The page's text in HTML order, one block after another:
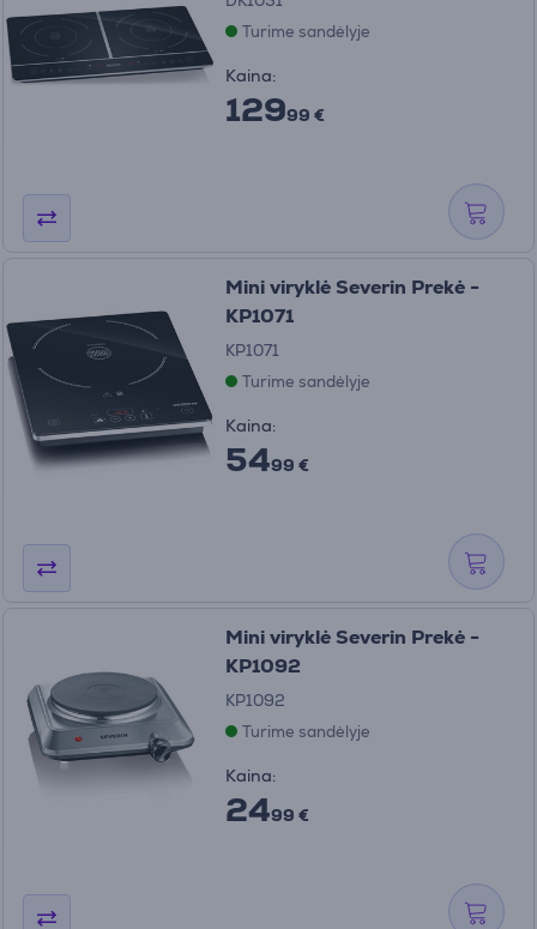
Turime sandėlyje
Kaina:
12999 €
Mini viryklė Severin Prekė -
KP1071
KP1071
Turime sandėlyje
Kaina:
5499 €
Mini viryklė Severin Prekė -
KP1092
KP1092
Turime sandėlyje
Kaina:
2499 €